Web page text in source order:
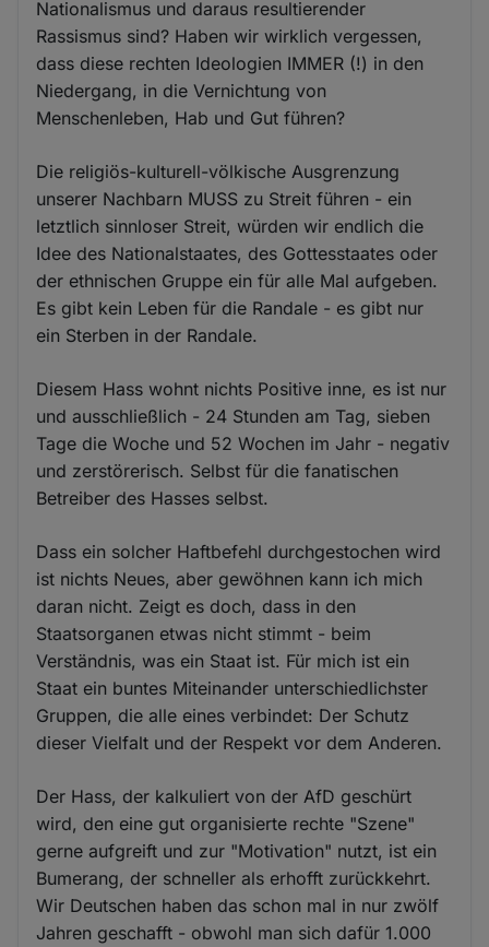
Nationalismus und daraus resultierender
Rassismus sind? Haben wir wirklich vergessen,
dass diese rechten Ideologien IMMER (!) in den
Niedergang, in die Vernichtung von
Menschenleben, Hab und Gut führen?
Die religiös-kulturell-völkische Ausgrenzung
unserer Nachbarn MUSS zu Streit führen - ein
letztlich sinnloser Streit, würden wir endlich die
Idee des Nationalstaates, des Gottesstaates oder
der ethnischen Gruppe ein für alle Mal aufgeben.
Es gibt kein Leben für die Randale - es gibt nur
ein Sterben in der Randale.
Diesem Hass wohnt nichts Positive inne, es ist nur
und ausschließlich - 24 Stunden am Tag, sieben
Tage die Woche und 52 Wochen im Jahr - negativ
und zerstörerisch. Selbst für die fanatischen
Betreiber des Hasses selbst.
Dass ein solcher Haftbefehl durchgestochen wird
ist nichts Neues, aber gewöhnen kann ich mich
daran nicht. Zeigt es doch, dass in den
Staatsorganen etwas nicht stimmt - beim
Verständnis, was ein Staat ist. Für mich ist ein
Staat ein buntes Miteinander unterschiedlichster
Gruppen, die alle eines verbindet: Der Schutz
dieser Vielfalt und der Respekt vor dem Anderen.
Der Hass, der kalkuliert von der AfD geschürt
wird, den eine gut organisierte rechte "Szene"
gerne aufgreift und zur "Motivation" nutzt, ist ein
Bumerang, der schneller als erhofft zurückkehrt.
Wir Deutschen haben das schon mal in nur zwölf
Jahren geschafft - obwohl man sich dafür 1.000